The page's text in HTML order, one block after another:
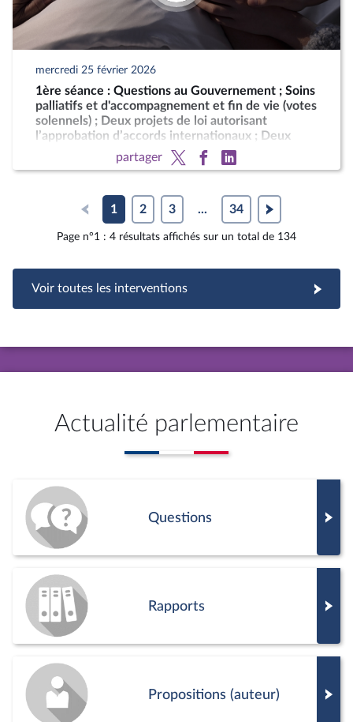
mercredi 25 février 2026
1ère séance : Questions au Gouvernement ; Soins
palliatifs et d'accompagnement et fin de vie (votes
solennels) ; Deux projets de loi autorisant
l’approbation d’accords internationaux ; Deux
motions de censure (art. 49, al. 2, de la
partager
1 2 3 ... 34
Page n°1 : 4 résultats affichés sur un total de 134
Voir toutes les interventions
Actualité parlementaire
Questions
Rapports
Propositions (auteur)